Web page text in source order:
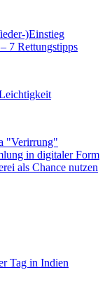
)Einstieg
7 Rettungstipps
"Verirrung"
in digitaler Form
als Chance nutzen
Tag in Indien